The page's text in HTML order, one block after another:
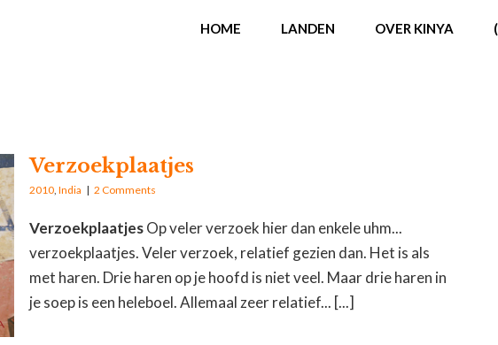
HOME LANDEN OVER KINYA
Verzoekplaatjes
2010,India | 2 Comments
VerzoekplaatjesOp veler verzoek hier dan enkele uhm...
verzoekplaatjes. Veler verzoek, relatief gezien dan. Het is als
met haren. Drie haren op je hoofd is niet veel. Maar drie haren in
je soep is een heleboel. Allemaal zeer relatief... [...]